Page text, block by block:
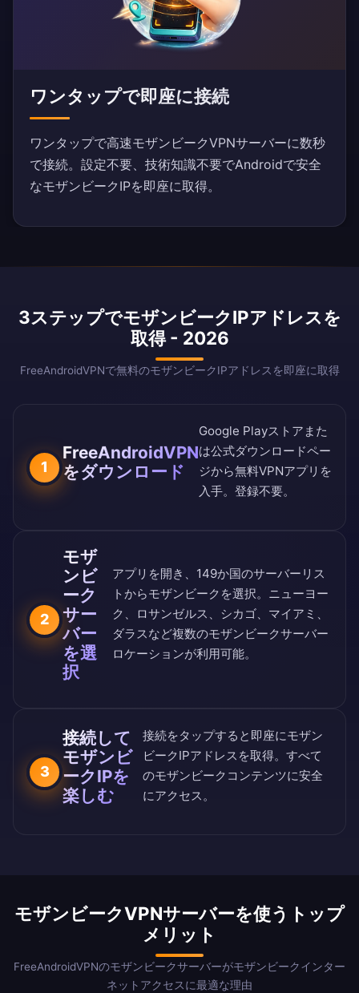
ワンタップで即座に接続
ワンタップで高速モザンビークVPNサーバーに数秒
で接続。設定不要、技術知識不要でAndroidで安全
なモザンビークIPを即座に取得。
3ステップでモザンビークIPアドレスを
取得 - 2026
FreeAndroidVPNで無料のモザンビークIPアドレスを即座に取得
1
FreeAndroidVPN
をダウンロード
Google Playストア また
は公式ダウンロードペー
ジから無料VPNアプリを
入手。登録不要。
2
モザ
ンビ
ーク
サー
バー
を選
択
アプリを開き、 149か国のサーバーリス
トからモザンビークを選択。ニューヨー
ク、ロサンゼルス、シカゴ、マイアミ、
ダラスなど複数のモザンビークサーバー
ロケーションが利用可能。
3
接続して
モザンビ
ークIPを
楽しむ
接続をタップすると即座にモザン
ビークIPアドレスを取得。すべて
のモザンビークコンテンツに安全
にアクセス。
モザンビークVPNサーバーを使うトップ
メリット
FreeAndroidVPNのモザンビークサーバーがモザンビークインター
ネットアクセスに最適な理由